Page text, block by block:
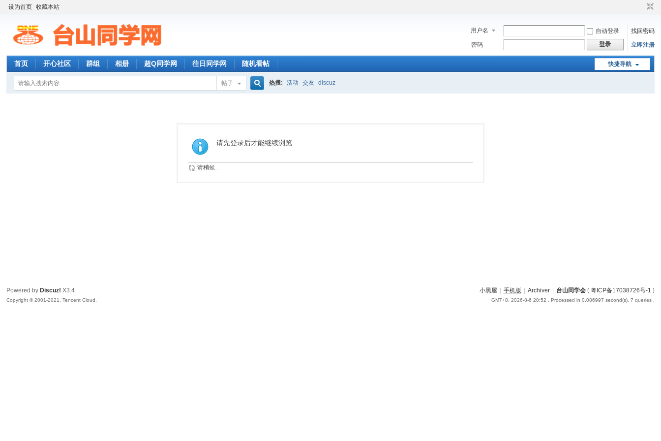
设为首页 收藏本站
用户名 自动登录
找回密码
密码
登录 立即注册
快捷导航
首页 开心社区 群组 相册 超Q同学网 往日同学网 随机看帖
帖子
索
热搜: 活动 交友 discuz
请先登录后才能继续浏览
请稍候...
小黑屋 手机版 Archiver 台山同学会( 粤ICP备17038726号-1 )
GMT+8, 2026-8-6 20:52 , Processed in 0.086997 second(s), 7 queries .
Powered by Discuz! X3.4
Copyright © 2001-2021, Tencent Cloud.